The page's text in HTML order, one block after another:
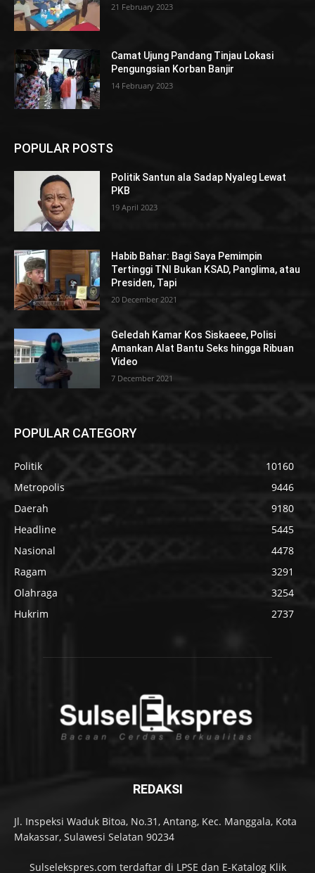
21 February 2023
Camat Ujung Pandang Tinjau Lokasi
Pengungsian Korban Banjir
14 February 2023
POPULAR POSTS
Politik Santun ala Sadap Nyaleg Lewat
PKB
19 April 2023
Habib Bahar: Bagi Saya Pemimpin
Tertinggi TNI Bukan KSAD, Panglima, atau
Presiden, Tapi
20 December 2021
Geledah Kamar Kos Siskaeee, Polisi
Amankan Alat Bantu Seks hingga Ribuan
Video
7 December 2021
POPULAR CATEGORY
Politik
10160
Metropolis
9446
Daerah
9180
Headline
5445
Nasional
4478
Ragam
3291
Olahraga
3254
Hukrim
2737
REDAKSI
Jl. Inspeksi Waduk Bitoa, No.31, Antang, Kec. Manggala, Kota
Makassar, Sulawesi Selatan 90234
Sulselekspres.com terdaftar di LPSE dan E-Katalog Klik